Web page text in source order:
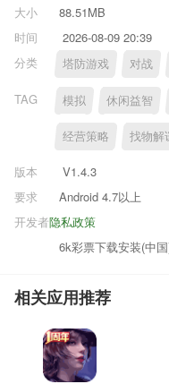
大小
88.51MB
时间
2026-08-09 20:39
分类
塔防游戏 对战
TAG 模拟 休闲益智
经营策略 找物解
版本
V1.4.3
要求
Android 4.7以上
隐私政策
开发者
6k彩票下载安装(中
相关应用推荐